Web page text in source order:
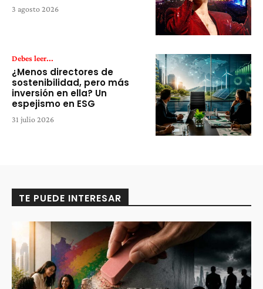
3 agosto 2026
Debes leer...
¿Menos directores de
sostenibilidad, pero más
inversión en ella? Un
espejismo en ESG
31 julio 2026
TE PUEDE INTERESAR